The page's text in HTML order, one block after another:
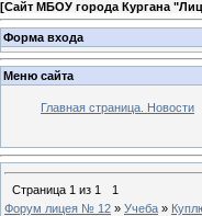
[Сайт МБОУ города Кургана
Форма входа
Меню сайта
Главная страница. Новости
Страница 1 из 1
1
Форум лицея № 12 » Учеба »